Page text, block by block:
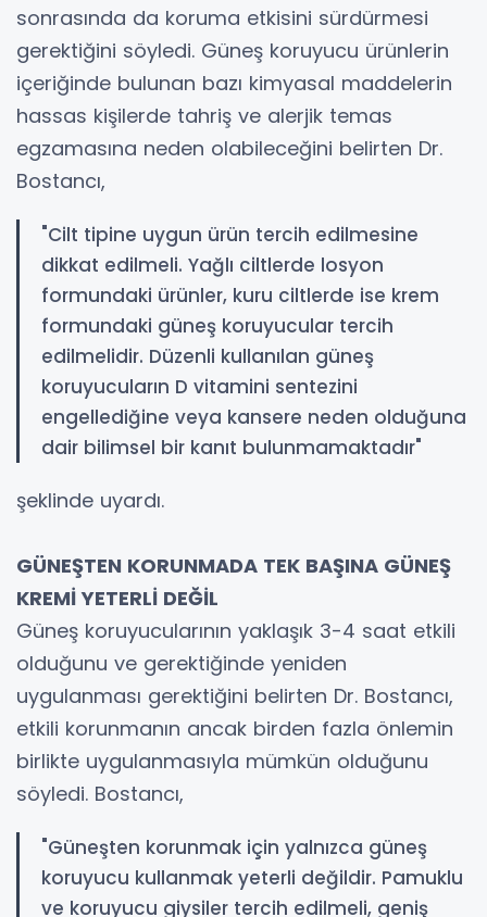
sonrasında da koruma etkisini sürdürmesi
gerektiğini söyledi. Güneş koruyucu ürünlerin
içeriğinde bulunan bazı kimyasal maddelerin
hassas kişilerde tahriş ve alerjik temas
egzamasına neden olabileceğini belirten Dr.
Bostancı,
"Cilt tipine uygun ürün tercih edilmesine
dikkat edilmeli. Yağlı ciltlerde losyon
formundaki ürünler, kuru ciltlerde ise krem
formundaki güneş koruyucular tercih
edilmelidir. Düzenli kullanılan güneş
koruyucuların D vitamini sentezini
engellediğine veya kansere neden olduğuna
dair bilimsel bir kanıt bulunmamaktadır"
şeklinde uyardı.
GÜNEŞTEN KORUNMADA TEK BAŞINA GÜNEŞ
KREMİ YETERLİ DEĞİL
Güneş koruyucularının yaklaşık 3-4 saat etkili
olduğunu ve gerektiğinde yeniden
uygulanması gerektiğini belirten Dr. Bostancı,
etkili korunmanın ancak birden fazla önlemin
birlikte uygulanmasıyla mümkün olduğunu
söyledi. Bostancı,
"Güneşten korunmak için yalnızca güneş
koruyucu kullanmak yeterli değildir. Pamuklu
ve koruyucu giysiler tercih edilmeli, geniş